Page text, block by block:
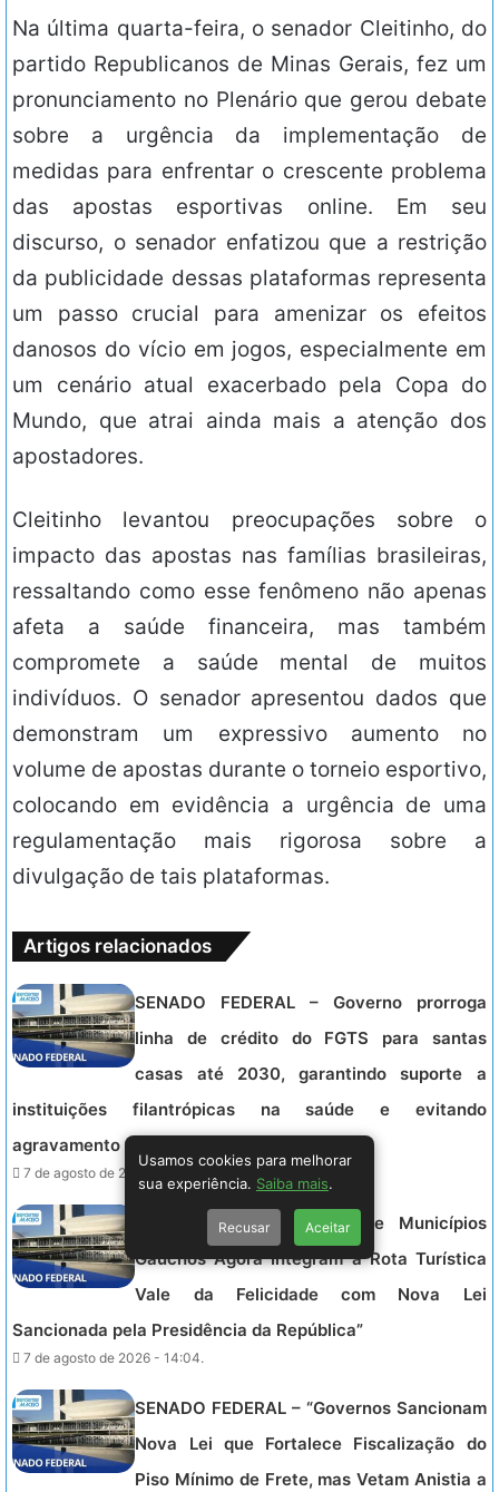
Na última quarta-feira, o senador Cleitinho, do
partido Republicanos de Minas Gerais, fez um
pronunciamento no Plenário que gerou debate
sobre a urgência da implementação de
medidas para enfrentar o crescente problema
das apostas esportivas online. Em seu
discurso, o senador enfatizou que a restrição
da publicidade dessas plataformas representa
um passo crucial para amenizar os efeitos
danosos do vício em jogos, especialmente em
um cenário atual exacerbado pela Copa do
Mundo, que atrai ainda mais a atenção dos
apostadores.
Cleitinho levantou preocupações sobre o
impacto das apostas nas famílias brasileiras,
ressaltando como esse fenômeno não apenas
afeta a saúde financeira, mas também
compromete a saúde mental de muitos
indivíduos. O senador apresentou dados que
demonstram um expressivo aumento no
volume de apostas durante o torneio esportivo,
colocando em evidência a urgência de uma
regulamentação mais rigorosa sobre a
divulgação de tais plataformas.
Artigos relacionados
SENADO FEDERAL – Governo prorroga
linha de crédito do FGTS para santas
casas até 2030, garantindo suporte a
instituições filantrópicas na saúde e evitando
agravamento financeiro.
7 de agosto de 2026 - 15:44.
SENADO FEDERAL – “Vinte Municípios
Gaúchos Agora Integram a Rota Turística
Vale da Felicidade com Nova Lei
Sancionada pela Presidência da República”
7 de agosto de 2026 - 14:04.
SENADO FEDERAL – “Governos Sancionam
Nova Lei que Fortalece Fiscalização do
Piso Mínimo de Frete, mas Vetam Anistia a
Usamos cookies para melhorar
sua experiência. Saiba mais.
Recusar Aceitar